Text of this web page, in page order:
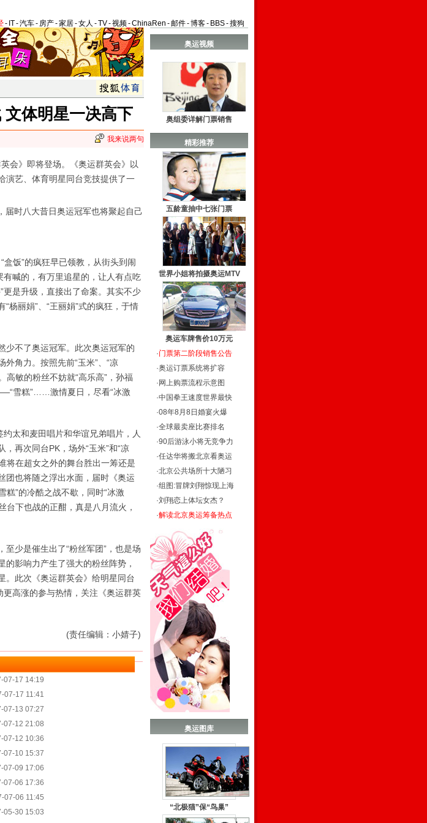
- IT-汽车- 房产-家居-女人 -TV-视频-ChinaRen -邮件-博客- BBS-搜狗
文体明星一决高下
我来说两句
会》即将登场。《奥运群英会》以
演艺、体育明星同台竞技提供了一
届时八大昔日奥运冠军也将聚起自己
饭”的疯狂早已领教，从街头到闹
有喊的，有万里追星的，让人有点吃
更是升级，直接出了命案。其实不少
杨丽娟”、“王丽娟”式的疯狂，于情
不了奥运冠军。此次奥运冠军的
角力。按照先前“玉米”、“凉
高敏的粉丝不妨就“高乐高”，孙福
雪糕”……激情夏日，尽看“冰激
太和麦田唱片和华谊兄弟唱片，人
再次同台PK，场外“玉米”和“凉
将在超女之外的舞台胜出一筹还是
团也将随之浮出水面，届时《奥运
糕”的冷酷之战不歇，同时“冰激
台下也战的正酣，真是八月流火，
少是催生出了“粉丝军团”，也是场
影响力产生了强大的粉丝阵势，
。此次《奥运群英会》给明星同台
更高涨的参与热情，关注《奥运群英
(责任编辑：小婧子)
07-17 14:19
07-17 11:41
07-13 07:27
07-12 21:08
07-12 10:36
07-10 15:37
07-09 17:06
07-06 17:36
07-06 11:45
05-30 15:03
奥运视频
奥组委详解门票销售
精彩推荐
五龄童抽中七张门票
世界小姐将拍摄奥运MTV
奥运车牌售价10万元
·门票第二阶段销售公告
·奥运订票系统将扩容
· 网上购票流程示意图
·中国拳王速度世界最快
·08年8月8日婚宴火爆
·全球最卖座比赛排名
·90后游泳小将无竞争力
·任达华将搬北京看奥运
·北京公共场所十大陋习
·组图:冒牌刘翔惊现上海
·刘翔恋上体坛女杰？
·解读北京奥运筹备热点
奥运图库
“北极猫”保“鸟巢”